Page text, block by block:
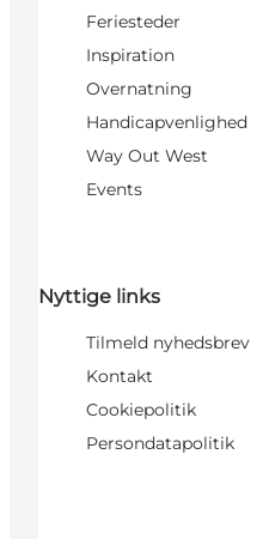
Feriesteder
Inspiration
Overnatning
Handicapvenlighed
Way Out West
Events
Nyttige links
Tilmeld nyhedsbrev
Kontakt
Cookiepolitik
Persondatapolitik